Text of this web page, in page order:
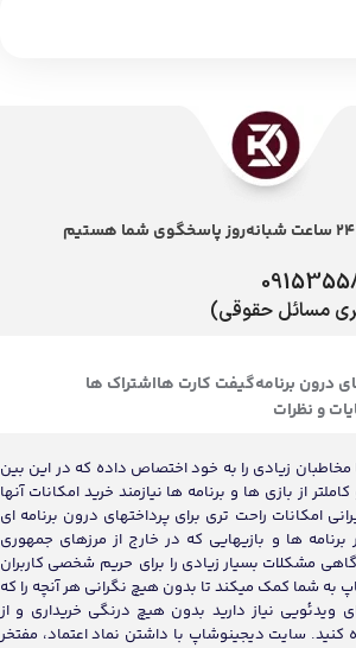
مسائل حقوقی)
درون برنامهگیفت کارت هااشتراک ها
و نظرات
مخاطبان زیادی را به خود اختصاص داده که در این بین
از بازی ها و برنامه ها نیازمند خرید امکانات آنها
امکانات راحت تری برای پرداختهای درون برنامه ای
ها و بازیهایی که در خارج از مرزهای جمهوری
گاهی مشکلات بسیار زیادی را برای حریم شخصی کاربران
به شما کمک میکند تا بدون هیچ نگرانی هر آنچه را که
ویدئویی نیاز دارید بدون هیچ درنگی خریداری و از
سایت دیجینوشاپ با داشتن نماد اعتماد، مفتخر